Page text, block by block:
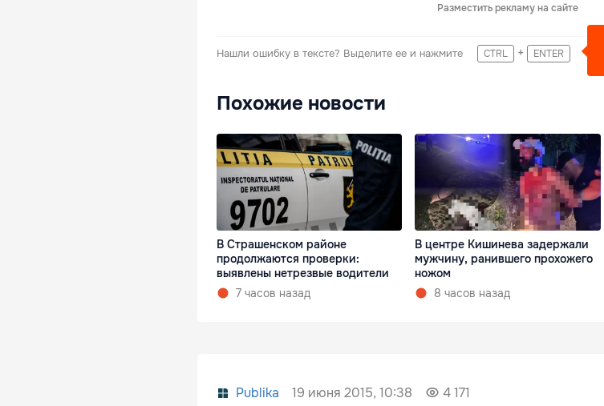
Разместить рекламу на сайте
Нашли ошибку в тексте? Выделите ее и нажмите CTRL + ENTER
Похожие новости
В Страшенском районе
продолжаются проверки:
выявлены нетрезвые водители
7 часов назад
В центре Кишинева задержали
мужчину, ранившего прохожего
ножом
8 часов назад
Publika 19 июня 2015, 10:38 4 171